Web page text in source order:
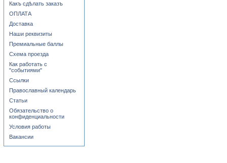
Какъ сдѣлать заказъ
ОПЛАТА
Доставка
Наши реквизиты
Премиальные баллы
Схема проезда
Как работать с
"событиями"
Ссылки
Православный календарь
Статьи
Обязательство о
конфиденциальности
Условия работы
Вакансии